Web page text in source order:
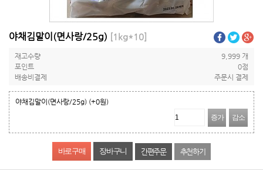
야채김말이(면사랑/25g) [1kg*10]
재고수량
9,999 개
포인트
0점
배송비결제
주문시 결제
야채김말이(면사랑/25g) (+0원)
증가
감소
간편주문 추천하기